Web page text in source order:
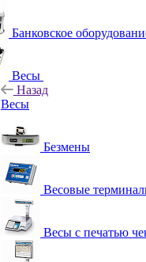
Банковское
Весы
Назад
Весы
Безмены
Весовые
Весы с печатью